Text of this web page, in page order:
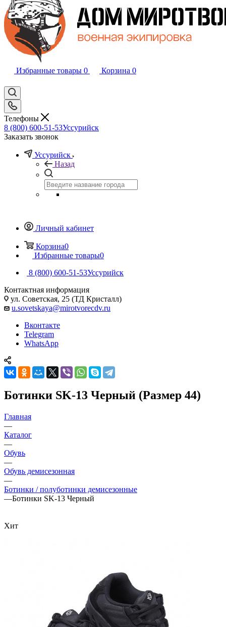
Избранные товары 0 Корзина 0
Телефоны
8 (800) 600-51-53Уссурийск
Заказать звонок
Уссурийск
Назад
Личный кабинет
Корзина0
Избранные товары0
8 (800) 600-51-53Уссурийск
Контактная информация
ул. Советская, 25 (ТД Кристалл)
u.sovetskaya@mirotvorecdv.ru
Вконтакте
Telegram
WhatsApp
Ботинки SK-13 Черный (Размер 44)
Главная
—
Каталог
—
Обувь
—
Обувь демисезонная
—
Ботинки / полуботинки демисезонные
—Ботинки SK-13 Черный
Хит